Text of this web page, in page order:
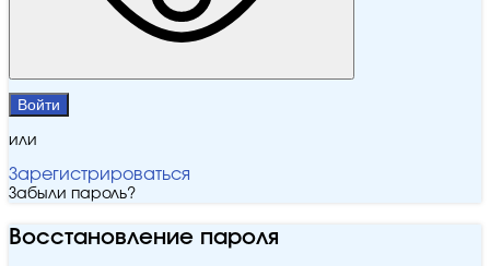
Войти
или
Зарегистрироваться
Забыли пароль?
Восстановление пароля